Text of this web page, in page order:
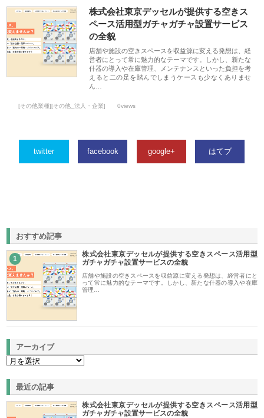
株式会社東京デッセルが提供する空きス
ペース活用型ガチャガチャ設置サービス
の全貌
店舗や施設の空きスペースを収益源に変える発想は、経
営者にとって常に魅力的なテーマです。しかし、新たな
什器の導入や在庫管理、メンテナンスといった負担を考
えると二の足を踏んでしまうケースも少なくありませ
ん…
[その他業種][その他_法人・企業] 0views
twitter facebook google+ はてブ
おすすめ記事
1
株式会社東京デッセルが提供する空きスペース活用型
ガチャガチャ設置サービスの全貌
店舗や施設の空きスペースを収益源に変える発想は、経営者にと
って常に魅力的なテーマです。しかし、新たな什器の導入や在庫
管理…
アーカイブ
最近の記事
株式会社東京デッセルが提供する空きスペース活用型
ガチャガチャ設置サービスの全貌